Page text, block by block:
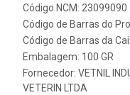
Código NCM: 23099090
Código de Barras do
Código de Barras da
Embalagem: 100 GR
Fornecedor: VETNIL
VETERIN LTDA